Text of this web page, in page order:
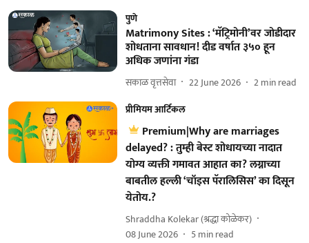
पुणे
Matrimony Sites : ‘मॅट्रिमोनी’वर जोडीदार
शोधताना सावधान! दीड वर्षात ३५० हून
अधिक जणांना गंडा
सकाळ वृत्तसेवा 22 June 2026 2min read
प्रीमियम आर्टिकल
Premium|Why are marriages
delayed? : तुम्ही बेस्ट शोधायच्या नादात
योग्य व्यक्ती गमावत आहात का? लग्नाच्या
बाबतील हल्ली ‘चॉइस पॅरालिसिस’ का दिसून
येतोय.?
Shraddha Kolekar (श्रद्धा कोळेकर)
08 June 2026
5min read